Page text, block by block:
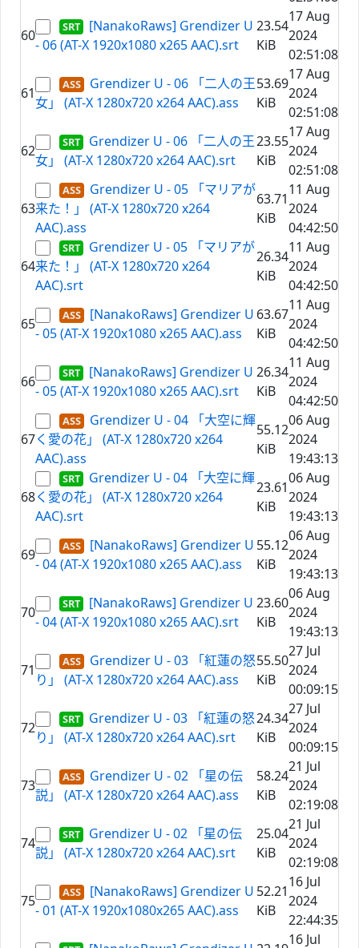
60
[NanakoRaws] Grendizer U
- 06 (AT-X 1920x1080 x265 AAC).srt
23.54
KiB
17 Aug
2024
02:51:08
61
Grendizer U - 06 「二人の王
女」 (AT-X 1280x720 x264 AAC).ass
53.69
KiB
17 Aug
2024
02:51:08
62
Grendizer U - 06 「二人の王
女」 (AT-X 1280x720 x264 AAC).srt
23.55
KiB
17 Aug
2024
02:51:08
63
Grendizer U - 05 「マリアが
来た！」 (AT-X 1280x720 x264
AAC).ass
63.71
KiB
11 Aug
2024
04:42:50
64
Grendizer U - 05 「マリアが
来た！」 (AT-X 1280x720 x264
AAC).srt
26.34
KiB
11 Aug
2024
04:42:50
65
[NanakoRaws] Grendizer U
- 05 (AT-X 1920x1080 x265 AAC).ass
63.67
KiB
11 Aug
2024
04:42:50
66
[NanakoRaws] Grendizer U
- 05 (AT-X 1920x1080 x265 AAC).srt
26.34
KiB
11 Aug
2024
04:42:50
67
Grendizer U - 04 「大空に輝
く愛の花」 (AT-X 1280x720 x264
AAC).ass
55.12
KiB
06 Aug
2024
19:43:13
68
Grendizer U - 04 「大空に輝
く愛の花」 (AT-X 1280x720 x264
AAC).srt
23.61
KiB
06 Aug
2024
19:43:13
69
[NanakoRaws] Grendizer U
- 04 (AT-X 1920x1080 x265 AAC).ass
55.12
KiB
06 Aug
2024
19:43:13
70
[NanakoRaws] Grendizer U
- 04 (AT-X 1920x1080 x265 AAC).srt
23.60
KiB
06 Aug
2024
19:43:13
71
Grendizer U - 03 「紅蓮の怒
り」 (AT-X 1280x720 x264 AAC).ass
55.50
KiB
27 Jul
2024
00:09:15
72
Grendizer U - 03 「紅蓮の怒
り」 (AT-X 1280x720 x264 AAC).srt
24.34
KiB
27 Jul
2024
00:09:15
73
Grendizer U - 02 「星の伝
説」 (AT-X 1280x720 x264 AAC).ass
58.24
KiB
21 Jul
2024
02:19:08
74
Grendizer U - 02 「星の伝
説」 (AT-X 1280x720 x264 AAC).srt
25.04
KiB
21 Jul
2024
02:19:08
75
[NanakoRaws] Grendizer U
- 01 (AT-X 1920x1080x265 AAC).ass
52.21
KiB
16 Jul
2024
22:44:35
16 Jul